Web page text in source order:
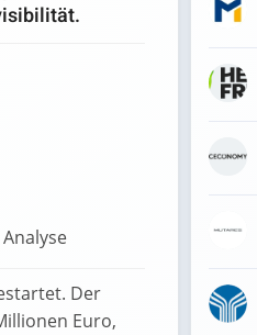
Der
Euro,